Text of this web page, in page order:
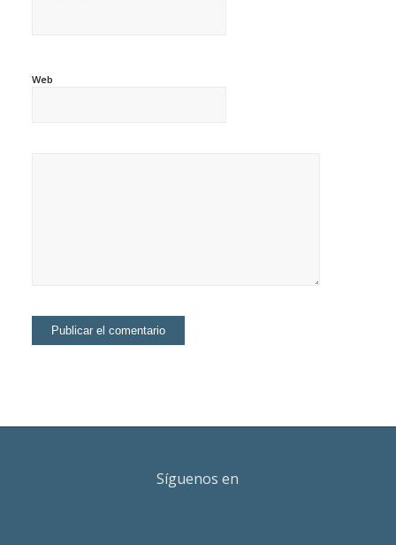
Web
Síguenos en